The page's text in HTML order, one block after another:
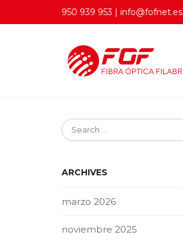
950 939 953 | info@fofnet.es
ARCHIVES
marzo 2026
noviembre 2025